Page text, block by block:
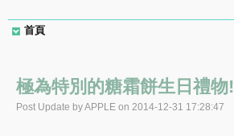
首頁
極為特別的糖霜餅生日禮物!
Post Update by APPLE on 2014-12-31 17:28:47